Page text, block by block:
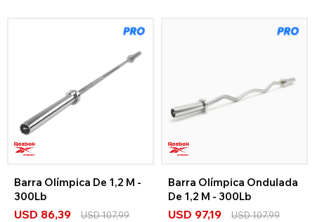
Barra Olímpica De 1,2 M -
300Lb
USD 86,39 USD107,99
Barra Olímpica Ondulada
De 1,2 M - 300Lb
USD 97,19 USD107,99